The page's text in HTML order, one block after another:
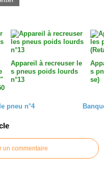
Appareil à recreuser le
s pneus poids lourds
n°13
s
se)
pneu n°4
un commentaire